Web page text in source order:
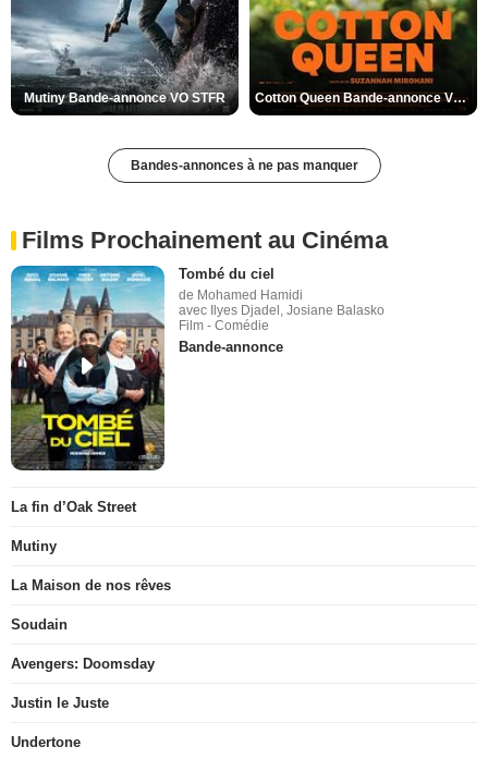
Mutiny Bande-annonce VO STFR Cotton Queen Bande-annonce VO STFR
Bandes-annonces à ne pas manquer
Films Prochainement au Cinéma
Tombé du ciel
de Mohamed Hamidi
avec Ilyes Djadel, Josiane Balasko
Film - Comédie
Bande-annonce
La fin d’Oak Street
Mutiny
La Maison de nos rêves
Soudain
Avengers: Doomsday
Justin le Juste
Undertone